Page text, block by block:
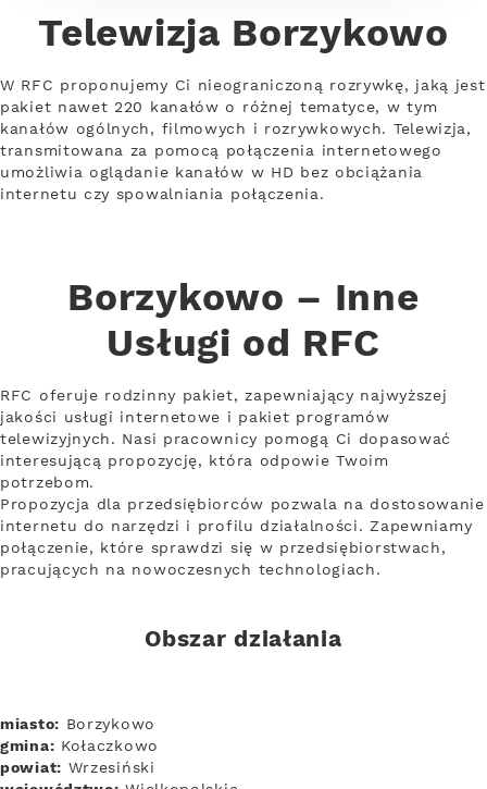
Telewizja Borzykowo
W RFC proponujemy Ci nieograniczoną rozrywkę, jaką jest
pakiet nawet 220 kanałów o różnej tematyce, w tym
kanałów ogólnych, filmowych i rozrywkowych. Telewizja,
transmitowana za pomocą połączenia internetowego
umożliwia oglądanie kanałów w HD bez obciążania
internetu czy spowalniania połączenia.
Borzykowo – Inne
Usługi od RFC
RFC oferuje rodzinny pakiet, zapewniający najwyższej
jakości usługi internetowe i pakiet programów
telewizyjnych. Nasi pracownicy pomogą Ci dopasować
interesującą propozycję, która odpowie Twoim
potrzebom.
Propozycja dla przedsiębiorców pozwala na dostosowanie
internetu do narzędzi i profilu działalności. Zapewniamy
połączenie, które sprawdzi się w przedsiębiorstwach,
pracujących na nowoczesnych technologiach.
Obszar działania
miasto: Borzykowo
gmina: Kołaczkowo
powiat: Wrzesiński